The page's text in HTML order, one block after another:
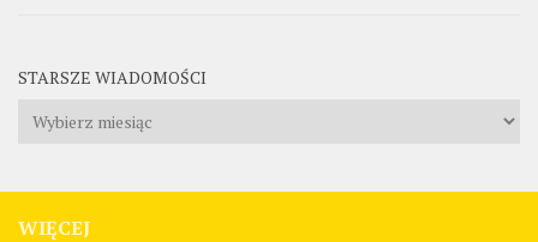
STARSZE WIADOMOŚCI
Starsze
WIĘCEJ